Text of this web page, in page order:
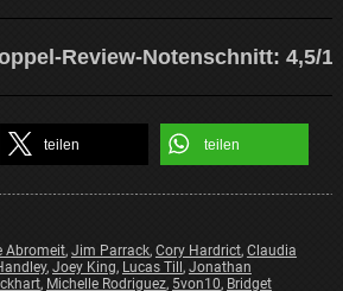
Review-Notenschnitt: 4,5/
teilen teilen
Abromeit, Jim Parrack, Cory Hardrict, Claudia
, Joey King, Lucas Till , Jonathan
, Michelle Rodriguez, 5von10, Bridget